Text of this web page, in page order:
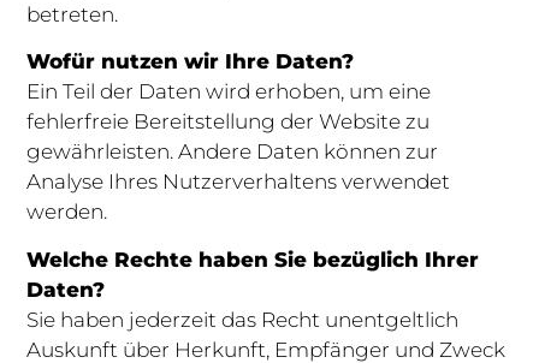
betreten.
Wofür nutzen wir Ihre Daten?
Ein Teil der Daten wird erhoben, um eine
fehlerfreie Bereitstellung der Website zu
gewährleisten. Andere Daten können zur
Analyse Ihres Nutzerverhaltens verwendet
werden.
Welche Rechte haben Sie bezüglich Ihrer
Daten?
Sie haben jederzeit das Recht unentgeltlich
Auskunft über Herkunft, Empfänger und Zweck